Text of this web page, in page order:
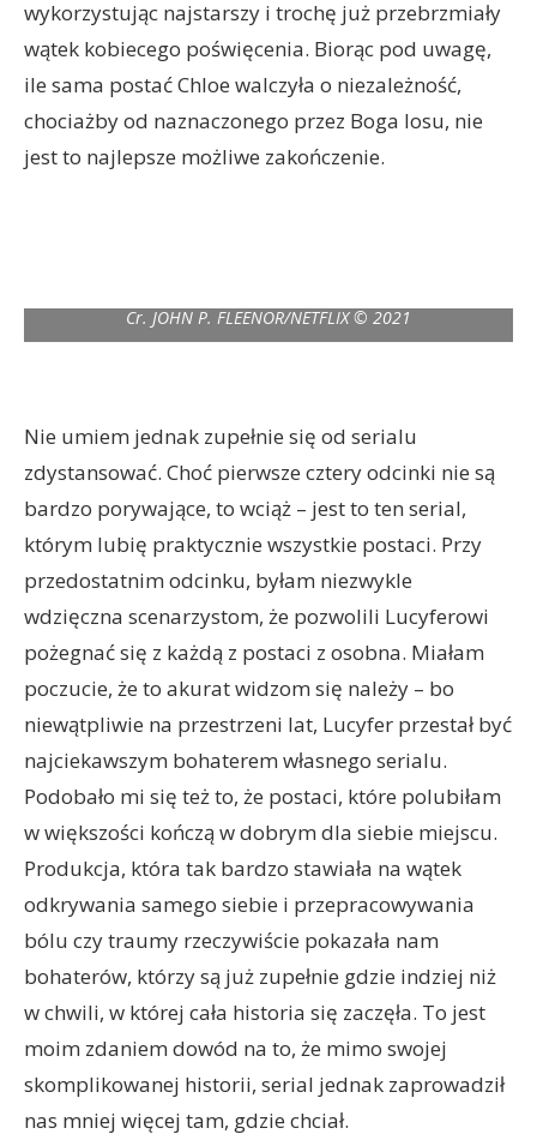
wykorzystując najstarszy i trochę już przebrzmiały
wątek kobiecego poświęcenia. Biorąc pod uwagę,
ile sama postać Chloe walczyła o niezależność,
chociażby od naznaczonego przez Boga losu, nie
jest to najlepsze możliwe zakończenie.
Cr. JOHN P. FLEENOR/NETFLIX © 2021
Nie umiem jednak zupełnie się od serialu
zdystansować. Choć pierwsze cztery odcinki nie są
bardzo porywające, to wciąż – jest to ten serial,
którym lubię praktycznie wszystkie postaci. Przy
przedostatnim odcinku, byłam niezwykle
wdzięczna scenarzystom, że pozwolili Lucyferowi
pożegnać się z każdą z postaci z osobna. Miałam
poczucie, że to akurat widzom się należy – bo
niewątpliwie na przestrzeni lat, Lucyfer przestał być
najciekawszym bohaterem własnego serialu.
Podobało mi się też to, że postaci, które polubiłam
w większości kończą w dobrym dla siebie miejscu.
Produkcja, która tak bardzo stawiała na wątek
odkrywania samego siebie i przepracowywania
bólu czy traumy rzeczywiście pokazała nam
bohaterów, którzy są już zupełnie gdzie indziej niż
w chwili, w której cała historia się zaczęła. To jest
moim zdaniem dowód na to, że mimo swojej
skomplikowanej historii, serial jednak zaprowadził
nas mniej więcej tam, gdzie chciał.